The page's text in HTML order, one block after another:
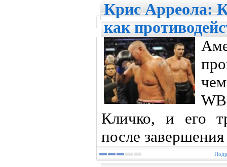
Крис Арреола:
как
Кличко, и его
после